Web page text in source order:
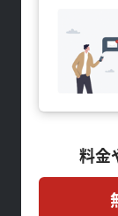
料金